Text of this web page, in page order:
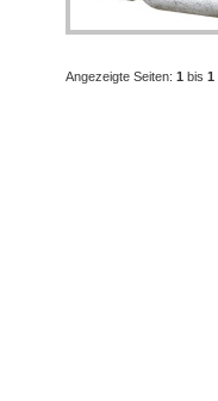
Angezeigte Seiten: 1 bis 1